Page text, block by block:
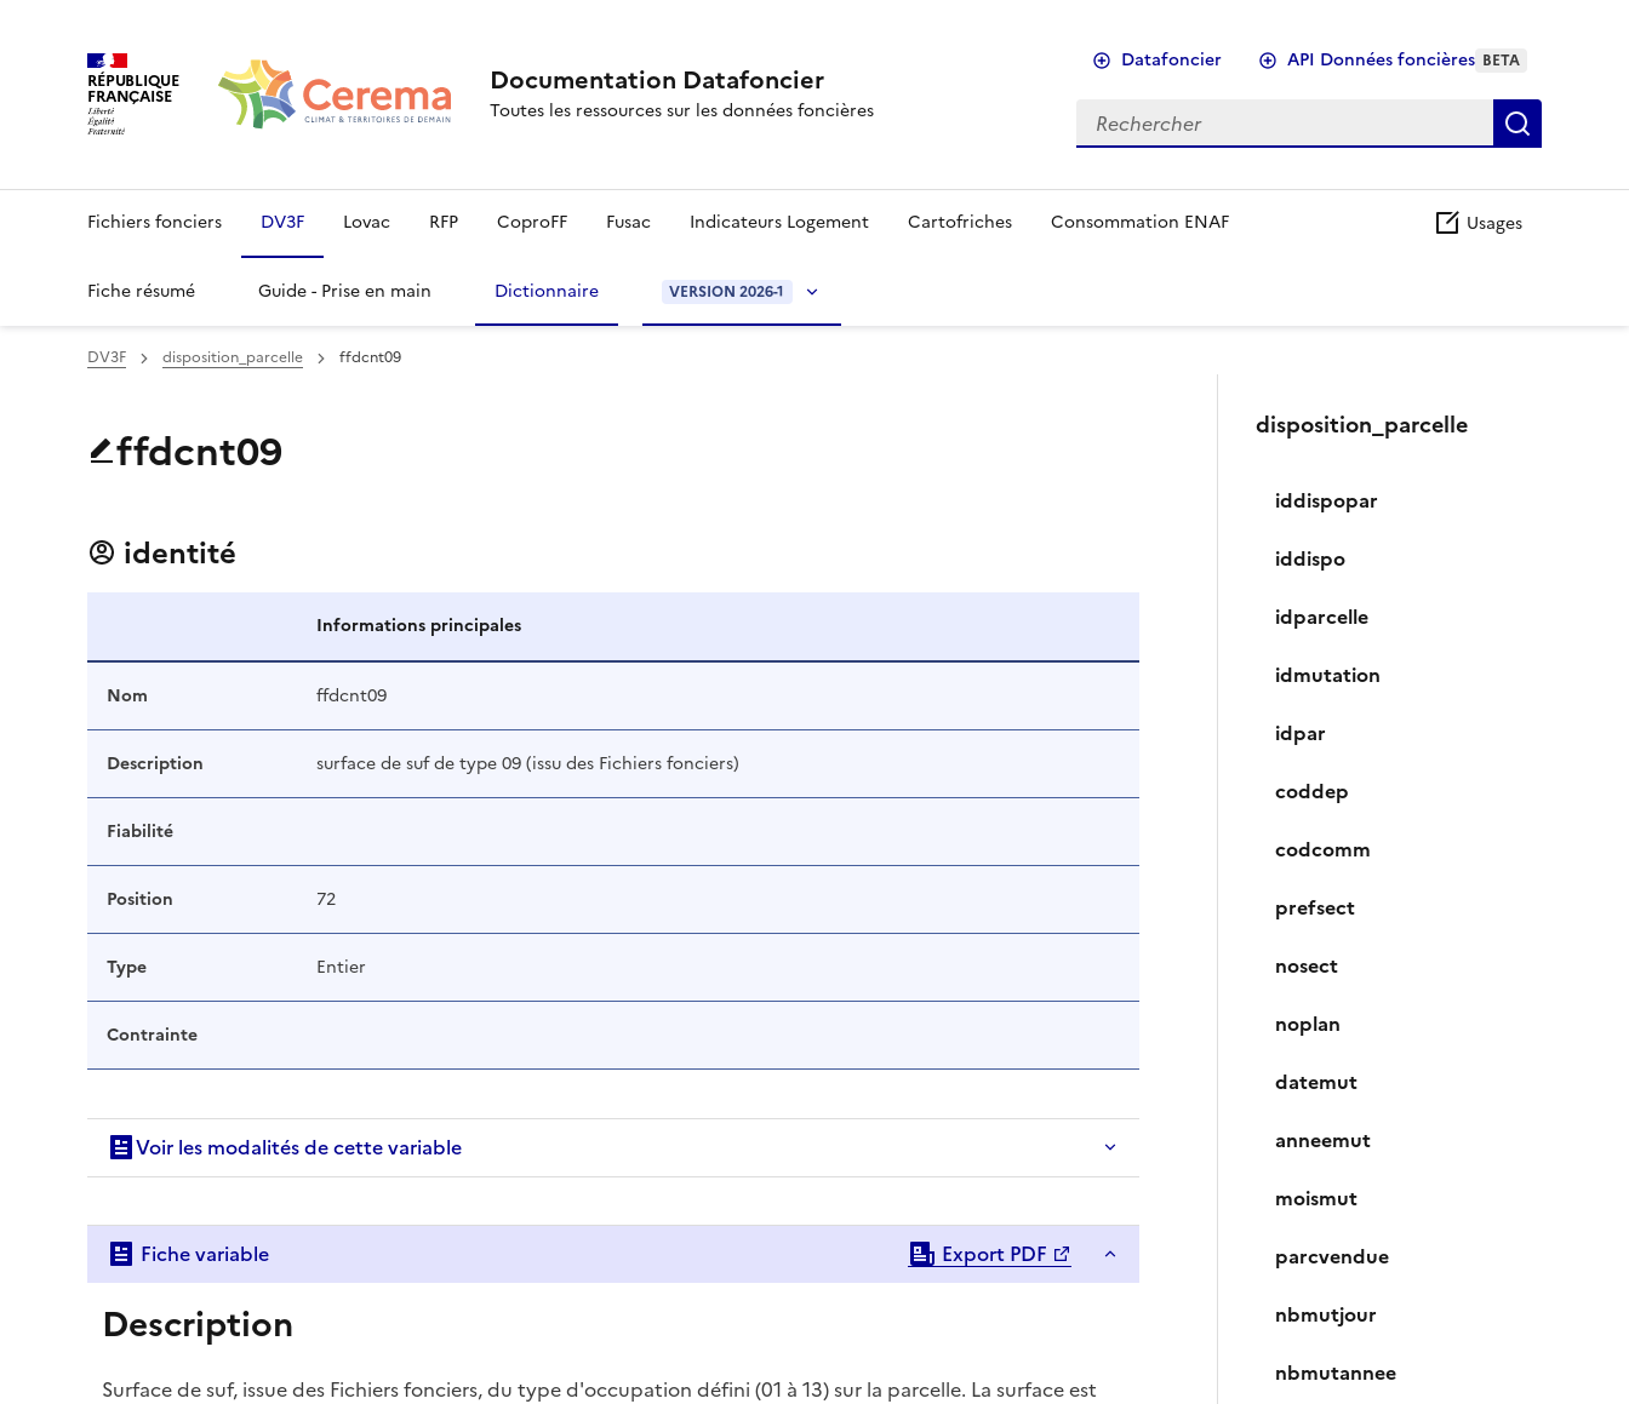
RÉPUBLIQUE
FRANÇAISE Documentation Datafoncier
Toutes les ressources sur les données foncières
Datafoncier API Données foncières BETA
Rechercher
Fichiers fonciers DV3F Lovac RFP CoproFF Fusac Indicateurs Logement Cartofriches Consommation ENAF Usages
Fiche résumé Guide - Prise en main Dictionnaire VERSION 2026-1
DV3F disposition_parcelle ffdcnt09
ffdcnt09
identité
Informations principales
Nom ffdcnt09
Description surface de suf de type 09 (issu des Fichiers fonciers)
Fiabilité
Position 72
Type Entier
Contrainte
Voir les modalités de cette variable
Fiche variable Export PDF
Description
Surface de suf, issue des Fichiers fonciers, du type d'occupation défini (01 à 13) sur la parcelle. La surface est
disposition_parcelle
iddispopar
iddispo
idparcelle
idmutation
idpar
coddep
codcomm
prefsect
nosect
noplan
datemut
anneemut
moismut
parcvendue
nbmutjour
nbmutannee